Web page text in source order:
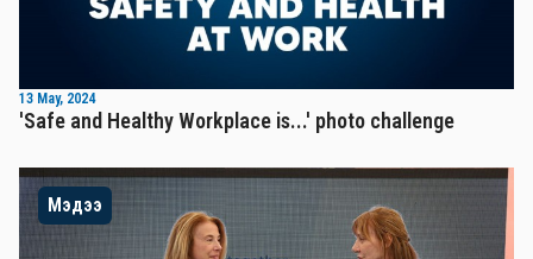
13 May, 2024
'Safe and Healthy Workplace is...' photo challenge
Мэдээ